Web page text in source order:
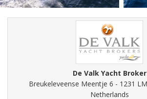
De Valk Yacht Broker
Breukeleveense Meentje 6 - 1231
Netherlands